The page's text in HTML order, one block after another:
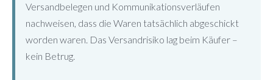
Versandbelegen und Kommunikationsverläufen
nachweisen, dass die Waren tatsächlich abgeschickt
worden waren. Das Versandrisiko lag beim Käufer –
kein Betrug.